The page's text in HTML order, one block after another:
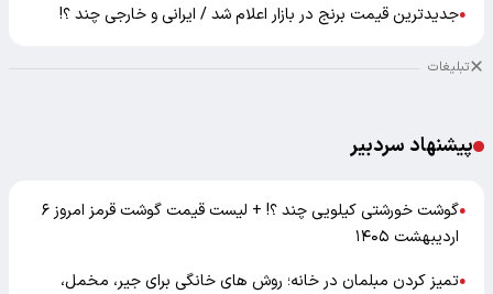
●جدیدترین قیمت برنج در بازار اعلام شد / ایرانی و خارجی چند ؟!
تبلیغات
پیشنهاد سردبیر
●
گوشت خورشتی کیلویی چند ؟! + لیست قیمت گوشت قرمز امروز ۶
اردیبهشت ۱۴۰۵
●تمیز کردن مبلمان در خانه؛ روش های خانگی برای جیر، مخمل،